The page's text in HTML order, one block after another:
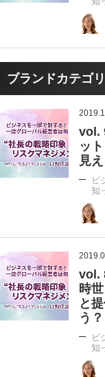
ブランドカテゴ
vol.
ッ
見
ビ
知
vol.
時
と
う
ビ
知